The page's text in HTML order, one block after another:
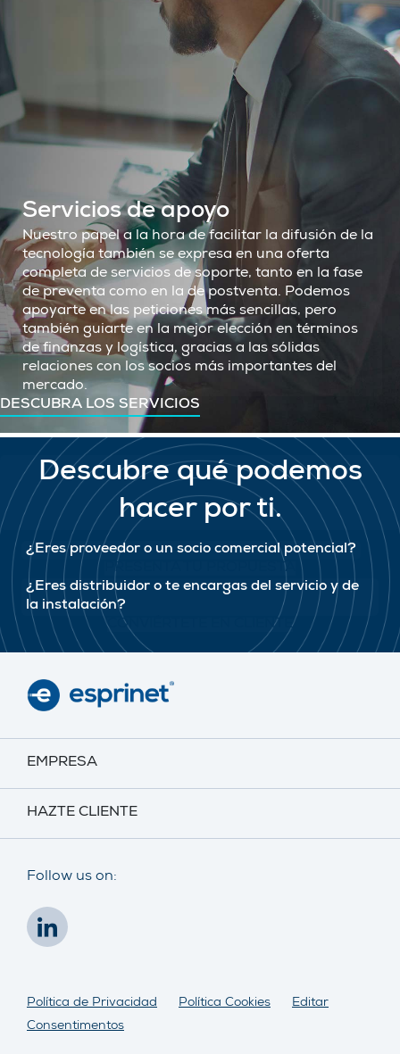
Servicios de apoyo
Nuestro papel a la hora de facilitar la difusión de la
tecnología también se expresa en una oferta
completa de servicios de soporte, tanto en la fase
de preventa como en la de postventa. Podemos
apoyarte en las peticiones más sencillas, pero
también guiarte en la mejor elección en términos
de finanzas y logística, gracias a las sólidas
relaciones con los socios más importantes del
mercado.
DESCUBRA LOS SERVICIOS
Descubre qué podemos
hacer por ti.
¿Eres proveedor o un socio comercial potencial?
PRESENTA TU PROPUESTA
¿Eres distribuidor o te encargas del servicio y de
la instalación?
CONVIÉRTETE EN CLIENTE
EMPRESA
HAZTE CLIENTE
Follow us on:
Política de Privacidad Política Cookies
Editar
Consentimentos